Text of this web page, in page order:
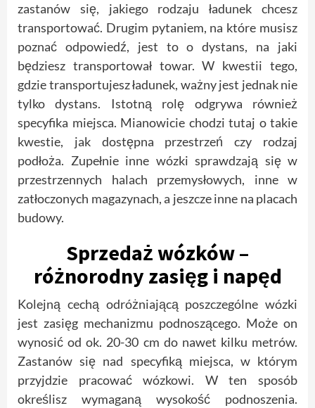
zastanów się, jakiego rodzaju ładunek chcesz
transportować. Drugim pytaniem, na które musisz
poznać odpowiedź, jest to o dystans, na jaki
będziesz transportował towar. W kwestii tego,
gdzie transportujesz ładunek, ważny jest jednak nie
tylko dystans. Istotną rolę odgrywa również
specyfika miejsca. Mianowicie chodzi tutaj o takie
kwestie, jak dostępna przestrzeń czy rodzaj
podłoża. Zupełnie inne wózki sprawdzają się w
przestrzennych halach przemysłowych, inne w
zatłoczonych magazynach, a jeszcze inne na placach
budowy.
Sprzedaż wózków –
różnorodny zasięg i napęd
Kolejną cechą odróżniającą poszczególne wózki
jest zasięg mechanizmu podnoszącego. Może on
wynosić od ok. 20-30 cm do nawet kilku metrów.
Zastanów się nad specyfiką miejsca, w którym
przyjdzie pracować wózkowi. W ten sposób
określisz wymaganą wysokość podnoszenia.